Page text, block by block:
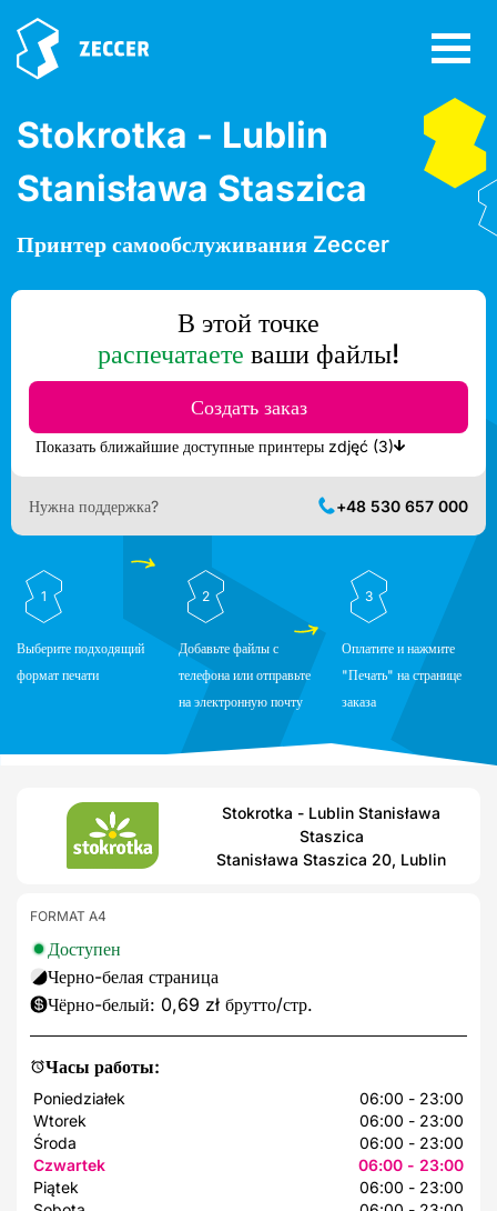
Stokrotka - Lublin
Stanisława Staszica
Принтер самообслуживания Zeccer
В этой точке
распечатаете ваши файлы!
Создать заказ
Показать ближайшие доступные принтеры zdjęć (3)
Нужна поддержка? +48 530 657 000
1
Выберите подходящий
формат печати
2
Добавьте файлы с
телефона или отправьте
на электронную почту
3
Оплатите и нажмите
"Печать" на странице
заказа
Stokrotka - Lublin Stanisława
Staszica
Stanisława Staszica 20, Lublin
Часы работы:
Poniedziałek
06:00 - 23:00
Wtorek
06:00 - 23:00
Środa
06:00 - 23:00
Czwartek
06:00 - 23:00
Piątek
06:00 - 23:00
FORMAT A4
Доступен
Черно-белая страница
Чёрно-белый: 0,69 zł брутто/стр.